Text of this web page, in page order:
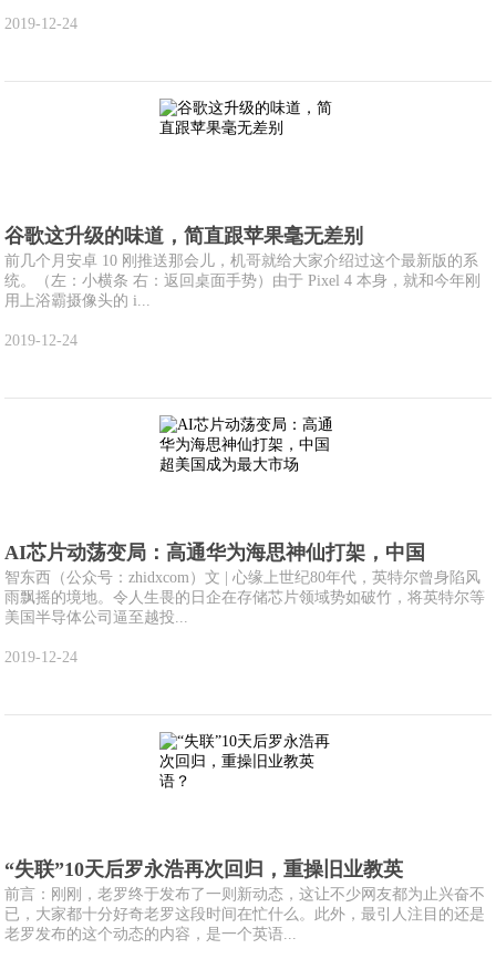
2019-12-24
谷歌这升级的味道，简直跟苹果毫无差别
前几个月安卓 10 刚推送那会儿，机哥就给大家介绍过这个最新版的系
统。（左：小横条 右：返回桌面手势）由于 Pixel 4 本身，就和今年刚
用上浴霸摄像头的 i...
2019-12-24
AI芯片动荡变局：高通华为海思神仙打架，中国
智东西（公众号：zhidxcom）文 | 心缘上世纪80年代，英特尔曾身陷风
雨飘摇的境地。令人生畏的日企在存储芯片领域势如破竹，将英特尔等
美国半导体公司逼至越投...
2019-12-24
“失联”10天后罗永浩再次回归，重操旧业教英
前言：刚刚，老罗终于发布了一则新动态，这让不少网友都为止兴奋不
已，大家都十分好奇老罗这段时间在忙什么。此外，最引人注目的还是
老罗发布的这个动态的内容，是一个英语...